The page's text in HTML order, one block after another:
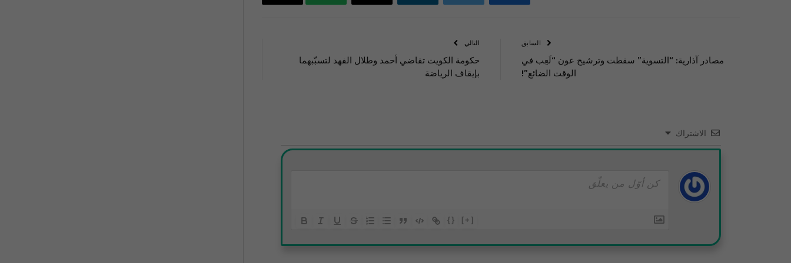
فيسبوك تويتر لينكدإن
البريد
واتساب
Copy
السابق
مصادر آذارية: “التسوية” سقطت وترشيح عون “لَعِب في
الوقت الضائع”!
التالي
حكومة الكويت تقاضي أحمد وطلال الفهد لتسبّبهما
بإيقاف الرياضة
الاشتراك
{} [+]